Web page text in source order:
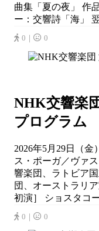
曲集「夏の夜」 作
ー：交響詩「海」
0｜ 0
NHK交響楽
プログラム
2026年5月29日（
ス・ポーガ／ヴァ
響楽団、ラトビア
団、オーストラリ
初演］ ショスタコ
0｜ 0